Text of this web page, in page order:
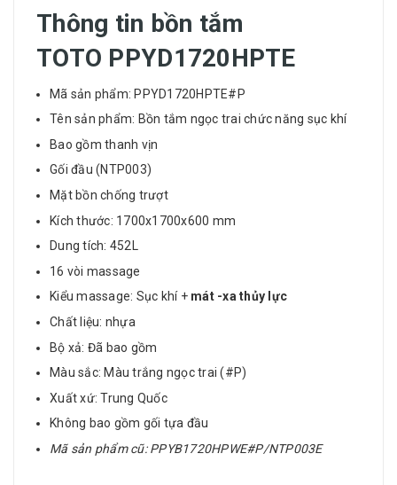
Thông tin bồn tắm
TOTO PPYD1720HPTE
Mã sản phẩm: PPYD1720HPTE#P
Tên sản phẩm: Bồn tắm ngọc trai chức năng sục khí
Bao gồm thanh vịn
Gối đầu (NTP003)
Mặt bồn chống trượt
Kích thước: 1700x1700x600 mm
Dung tích: 452L
16 vòi massage
Kiểu massage: Sục khí + mát -xa thủy lực
Chất liệu: nhựa
Bộ xả: Đã bao gồm
Màu sắc: Màu trắng ngọc trai (#P)
Xuất xứ: Trung Quốc
Không bao gồm gối tựa đầu
Mã sản phẩm cũ: PPYB1720HPWE#P/NTP003E